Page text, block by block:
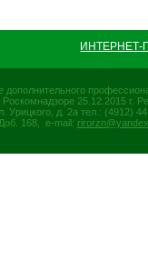
дополнительного
Роскомнадзоре 25.12.2015
д. 2а тел.: (4912)
168, e-mail: